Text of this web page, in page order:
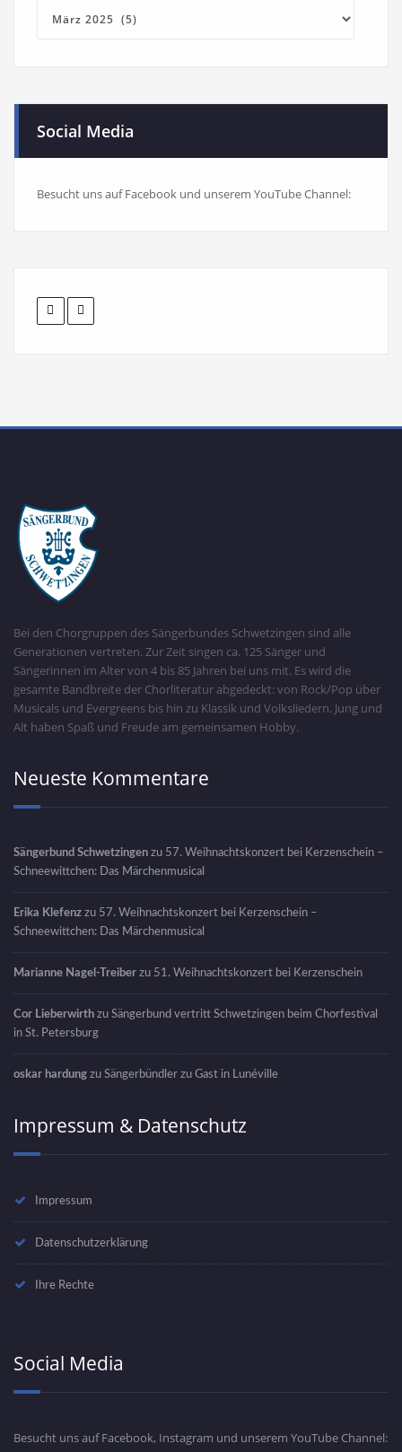
Archiv
Social Media
Besucht uns auf Facebook und unserem YouTube Channel:
Bei den Chorgruppen des Sängerbundes Schwetzingen sind alle
Generationen vertreten. Zur Zeit singen ca. 125 Sänger und
Sängerinnen im Alter von 4 bis 85 Jahren bei uns mit. Es wird die
gesamte Bandbreite der Chorliteratur abgedeckt: von Rock/Pop über
Musicals und Evergreens bis hin zu Klassik und Volksliedern. Jung und
Alt haben Spaß und Freude am gemeinsamen Hobby.
Neueste Kommentare
Sängerbund Schwetzingen zu 57. Weihnachtskonzert bei Kerzenschein –
Schneewittchen: Das Märchenmusical
Erika Klefenz zu 57. Weihnachtskonzert bei Kerzenschein –
Schneewittchen: Das Märchenmusical
Marianne Nagel-Treiber zu 51. Weihnachtskonzert bei Kerzenschein
Cor Lieberwirth zu Sängerbund vertritt Schwetzingen beim Chorfestival
in St. Petersburg
oskar hardung zu Sängerbündler zu Gast in Lunéville
Impressum & Datenschutz
Impressum
Datenschutzerklärung
Ihre Rechte
Social Media
Besucht uns auf Facebook, Instagram und unserem YouTube Channel: